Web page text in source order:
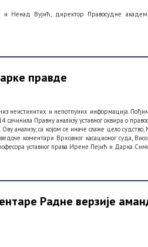
Ненад Вујић, директор Правосудне
правде
неистинитих и непотпуних информација.
сачинила Правну анализу уставног оквира о
анализу, са којом се иначе слаже цело судство,
коментари Врховног касационог суда,
уставног права Ирене Пејић и Дарка
Радне верзије